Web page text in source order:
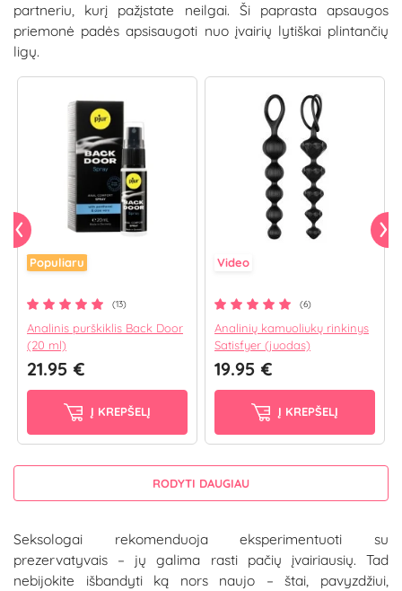
partneriu, kurį pažįstate neilgai. Ši paprasta apsaugos
priemonė padės apsisaugoti nuo įvairių lytiškai plintančių
ligų.
Populiaru
(13)
Analinis purškiklis Back Door
(20 ml)
21.95 €
Į KREPŠELĮ
Video
(6)
Analinių kamuoliukų rinkinys
Satisfyer (juodas)
19.95 €
Į KREPŠELĮ
RODYTI DAUGIAU
Seksologai rekomenduoja eksperimentuoti su
prezervatyvais – jų galima rasti pačių įvairiausių. Tad
nebijokite išbandyti ką nors naujo – štai, pavyzdžiui,